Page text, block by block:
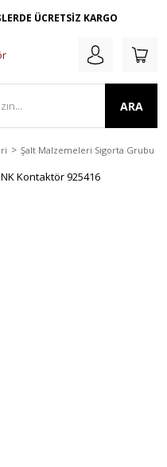
ÜCRETSİZ KARGO
ARA
Şalt Malzemeleri Sigorta Grubu